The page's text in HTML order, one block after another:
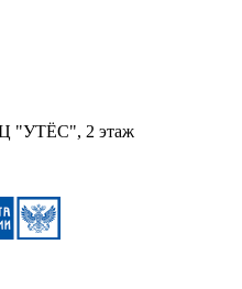
"УТЁС", 2 этаж